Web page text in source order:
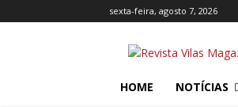
sexta-feira, agosto 7, 2026
HOME NOTÍCIAS